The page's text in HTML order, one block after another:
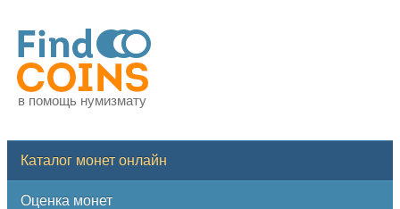
в помощь нумизмату
Каталог монет онлайн
Оценка монет